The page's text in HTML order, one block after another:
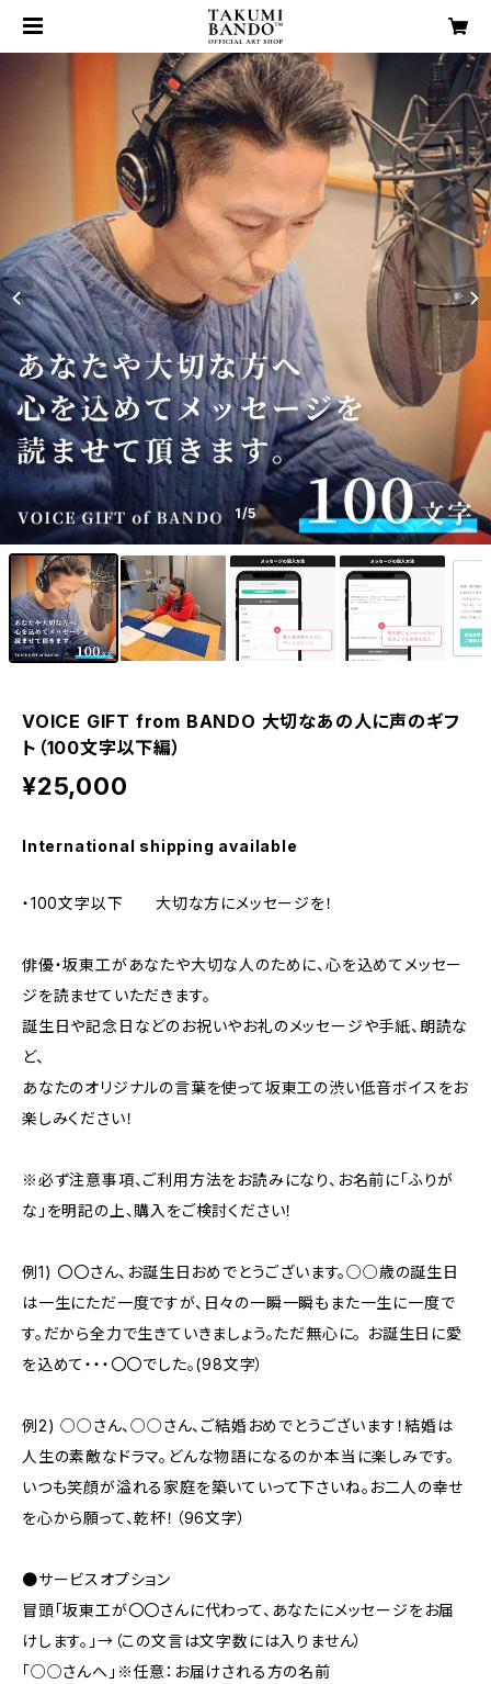
1/5
VOICE GIFT from BANDO 大切なあの人に声のギフ
ト（100文字以下編）
¥25,000
International shipping available
・100文字以下 大切な方にメッセージを！
俳優・坂東工があなたや大切な人のために、心を込めてメッセー
ジを読ませていただきます。
誕生日や記念日などのお祝いやお礼のメッセージや手紙、朗読な
ど、
あなたのオリジナルの言葉を使って坂東工の渋い低音ボイスをお
楽しみください！
※必ず注意事項、ご利用方法をお読みになり、お名前に「ふりが
な」を明記の上、購入をご検討ください！
例1) 〇〇さん、お誕生日おめでとうございます。○○歳の誕生日
は一生にただ一度ですが、日々の一瞬一瞬もまた一生に一度で
す。だから全力で生きていきましょう。ただ無心に。 お誕生日に愛
を込めて・・・〇〇でした。(98文字）
例2) ○○さん、○○さん、ご結婚おめでとうございます！結婚は
人生の素敵なドラマ。どんな物語になるのか本当に楽しみです。
いつも笑顔が溢れる家庭を築いていって下さいね。お二人の幸せ
を心から願って、乾杯！（96文字）
●サービスオプション
冒頭「坂東工が〇〇さんに代わって、あなたにメッセージをお届
けします。」→（この文言は文字数には入りません）
「○○さんへ」※任意：お届けされる方の名前